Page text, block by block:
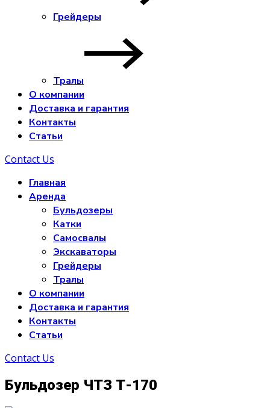
Грейдеры
Тралы
О компании
Доставка и гарантия
Контакты
Статьи
Contact Us
Главная
Аренда
Бульдозеры
Катки
Самосвалы
Экскаваторы
Грейдеры
Тралы
О компании
Доставка и гарантия
Контакты
Статьи
Contact Us
Бульдозер ЧТЗ Т-170